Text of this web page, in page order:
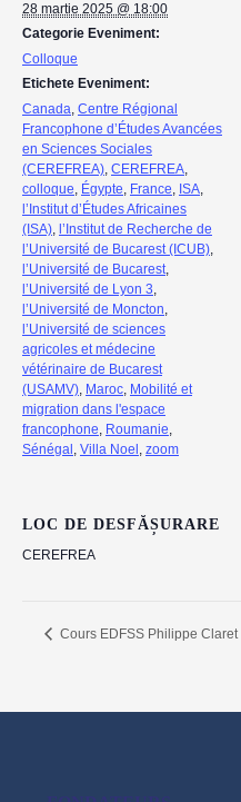
28 martie 2025 @ 18:00
Categorie Eveniment:
Colloque
Etichete Eveniment:
Canada, Centre Régional
Francophone d’Études Avancées
en Sciences Sociales
(CEREFREA), CEREFREA,
colloque, Égypte, France, ISA,
l’Institut d’Études Africaines
(ISA), l’Institut de Recherche de
l’Université de Bucarest (ICUB),
l’Université de Bucarest,
l’Université de Lyon 3,
l’Université de Moncton,
l’Université de sciences
agricoles et médecine
vétérinaire de Bucarest
(USAMV), Maroc, Mobilité et
migration dans l'espace
francophone, Roumanie,
Sénégal , Villa Noel , zoom
LOC DE DESFĂȘURARE
CEREFREA
Cours EDFSS Philippe Claret